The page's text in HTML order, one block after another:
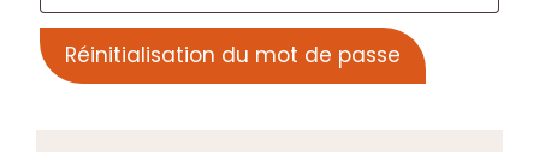
Réinitialisation du mot de passe